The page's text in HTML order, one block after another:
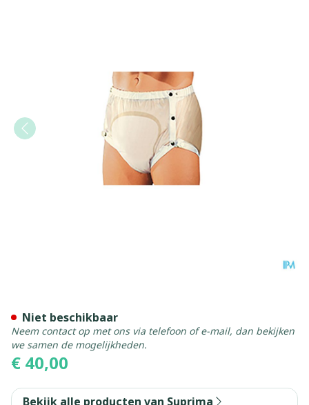
€ 40,00
Niet beschikbaar
Neem contact op met ons via telefoon of e-mail, dan bekijken
we samen de mogelijkheden.
Bekijk alle producten van Suprima